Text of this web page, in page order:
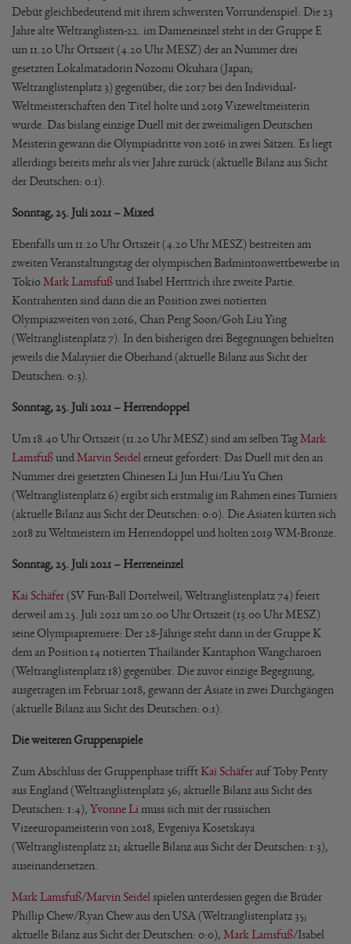
Debüt gleichbedeutend mit ihrem schwersten Vorrundenspiel: Die 23
Jahre alte Weltranglisten-22. im Dameneinzel steht in der Gruppe E
um 11.20 Uhr Ortszeit (4.20 Uhr MESZ) der an Nummer drei
gesetzten Lokalmatadorin Nozomi Okuhara (Japan;
Weltranglistenplatz 3) gegenüber, die 2017 bei den Individual-
Weltmeisterschaften den Titel holte und 2019 Vizeweltmeisterin
wurde. Das bislang einzige Duell mit der zweimaligen Deutschen
Meisterin gewann die Olympiadritte von 2016 in zwei Sätzen. Es liegt
allerdings bereits mehr als vier Jahre zurück (aktuelle Bilanz aus Sicht
der Deutschen: 0:1).
Sonntag, 25. Juli 2021 – Mixed
Ebenfalls um 11.20 Uhr Ortszeit (4.20 Uhr MESZ) bestreiten am
zweiten Veranstaltungstag der olympischen Badmintonwettbewerbe in
TokioMark Lamsfußund Isabel Herttrich ihre zweite Partie.
Kontrahenten sind dann die an Position zwei notierten
Olympiazweiten von 2016, Chan Peng Soon/Goh Liu Ying
(Weltranglistenplatz 7). In den bisherigen drei Begegnungen behielten
jeweils die Malaysier die Oberhand (aktuelle Bilanz aus Sicht der
Deutschen: 0:3).
Sonntag, 25. Juli 2021 – Herrendoppel
Um 18.40 Uhr Ortszeit (11.20 Uhr MESZ) sind am selben TagMark
LamsfußundMarvin Seidel erneut gefordert: Das Duell mit den an
Nummer drei gesetzten Chinesen Li Jun Hui/Liu Yu Chen
(Weltranglistenplatz 6) ergibt sich erstmalig im Rahmen eines Turniers
(aktuelle Bilanz aus Sicht der Deutschen: 0:0). Die Asiaten kürten sich
2018 zu Weltmeistern im Herrendoppel und holten 2019 WM-Bronze.
Sonntag, 25. Juli 2021 – Herreneinzel
Kai Schäfer(SV Fun-Ball Dortelweil; Weltranglistenplatz 74) feiert
derweil am 25. Juli 2021 um 20.00 Uhr Ortszeit (13.00 Uhr MESZ)
seine Olympiapremiere: Der 28-Jährige steht dann in der Gruppe K
dem an Position 14 notierten Thailänder Kantaphon Wangcharoen
(Weltranglistenplatz 18) gegenüber. Die zuvor einzige Begegnung,
ausgetragen im Februar 2018, gewann der Asiate in zwei Durchgängen
(aktuelle Bilanz aus Sicht des Deutschen: 0:1).
Die weiteren Gruppenspiele
Zum Abschluss der Gruppenphase trifftKai Schäferauf Toby Penty
aus England (Weltranglistenplatz 56; aktuelle Bilanz aus Sicht des
Deutschen: 1:4), Yvonne Li muss sich mit der russischen
Vizeeuropameisterin von 2018, Evgeniya Kosetskaya
(Weltranglistenplatz 21; aktuelle Bilanz aus Sicht der Deutschen: 1:3),
auseinandersetzen.
Mark Lamsfuß/Marvin Seidel spielen unterdessen gegen die Brüder
Phillip Chew/Ryan Chew aus den USA (Weltranglistenplatz 35;
aktuelle Bilanz aus Sicht der Deutschen: 0:0), Mark Lamsfuß/Isabel